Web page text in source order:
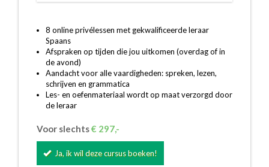
8 online privélessen met gekwalificeerde leraar
Spaans
Afspraken op tijden die jou uitkomen (overdag of in
de avond)
Aandacht voor alle vaardigheden: spreken, lezen,
schrijven en grammatica
Les- en oefenmateriaal wordt op maat verzorgd door
de leraar
Voor slechts€ 297,-
Ja, ik wil deze cursus boeken!